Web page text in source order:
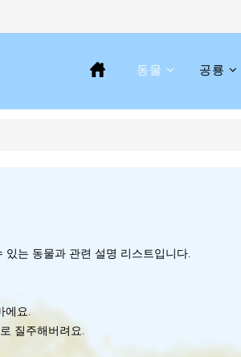
동물 공룡
는 동물과 관련 설명 리스트입니다.
에요.
질주해버려요.